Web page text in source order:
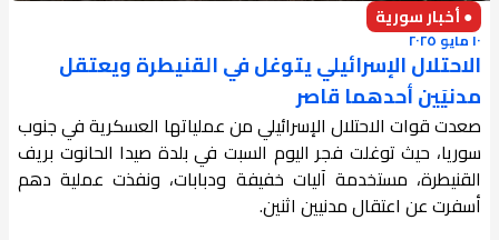
● أخبار سورية
١٠ مايو ٢٠٢٥
الاحتلال الإسرائيلي يتوغل في القنيطرة ويعتقل
مدنيَين أحدهما قاصر
صعدت قوات الاحتلال الإسرائيلي من عملياتها العسكرية في جنوب
سوريا، حيث توغلت فجر اليوم السبت في بلدة صيدا الحانوت بريف
القنيطرة، مستخدمة آليات خفيفة ودبابات، ونفذت عملية دهم
أسفرت عن اعتقال مدنيين اثنين.